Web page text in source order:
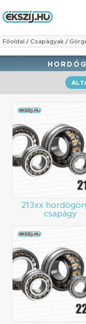
Főoldal / Csapágyak /
213xx
csapágy